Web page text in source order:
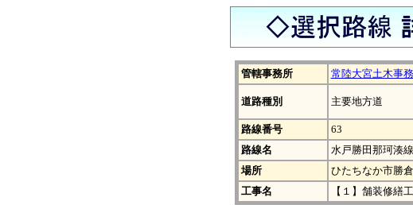
管轄事務所 常陸大宮土木事
道路種別 主要地方道
路線番号
63
路線名
水戸勝田那珂湊線
場所
ひたちなか市勝倉
工事名
【１】舗装修繕